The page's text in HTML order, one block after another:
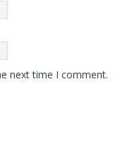
next time I comment.